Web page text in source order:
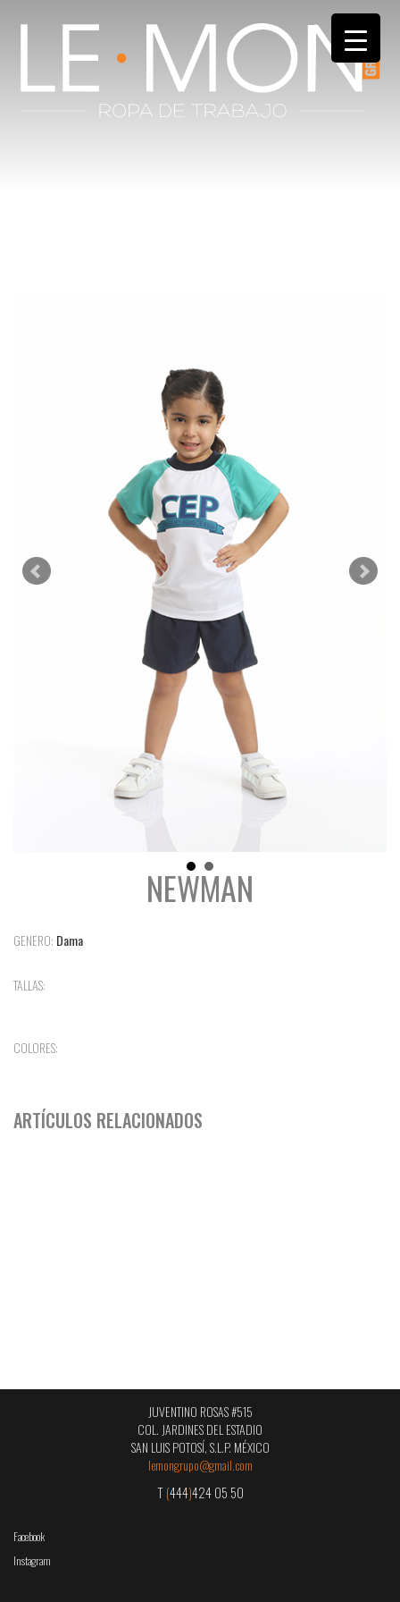
NEWMAN
GENERO: Dama
TALLAS:
COLORES:
ARTÍCULOS RELACIONADOS
JUVENTINO ROSAS #515
COL. JARDINES DEL ESTADIO
SAN LUIS POTOSÍ, S.L.P. MÉXICO
lemongrupo@gmail.com
T(444)424 05 50
Facebook
Instagram